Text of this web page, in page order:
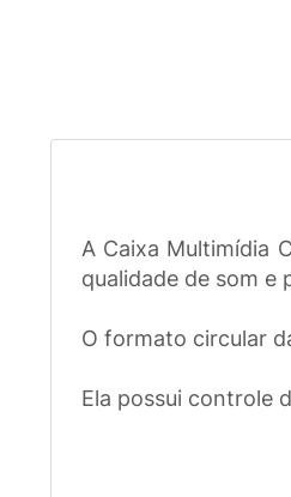
A Caixa Multimídia
qualidade de som e
O formato circular
Ela possui controle